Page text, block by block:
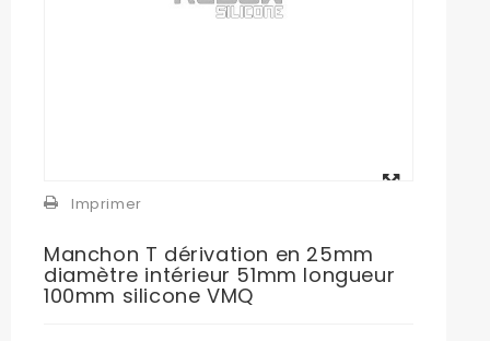
Imprimer
Manchon T dérivation en 25mm
diamètre intérieur 51mm longueur
100mm silicone VMQ